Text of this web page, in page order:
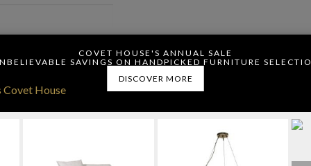
COVET HOUSE'S ANNUAL SALE
SAVINGS ON HANDPICKED FURNITURE
DISCOVER MORE